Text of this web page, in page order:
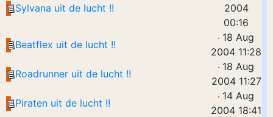
Sylvana uit de lucht !!
2004
00:16
Beatflex uit de lucht !!
18 Aug
2004 11:28
Roadrunner uit de lucht !!
18 Aug
2004 11:27
Piraten uit de lucht !!
14 Aug
2004 18:41